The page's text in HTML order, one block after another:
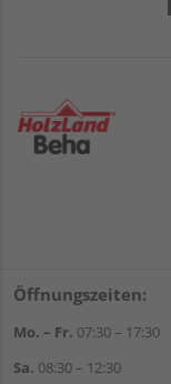
Öffnungszeiten:
Mo. – Fr. 07:30 – 17:30
Sa. 08:30 – 12:30